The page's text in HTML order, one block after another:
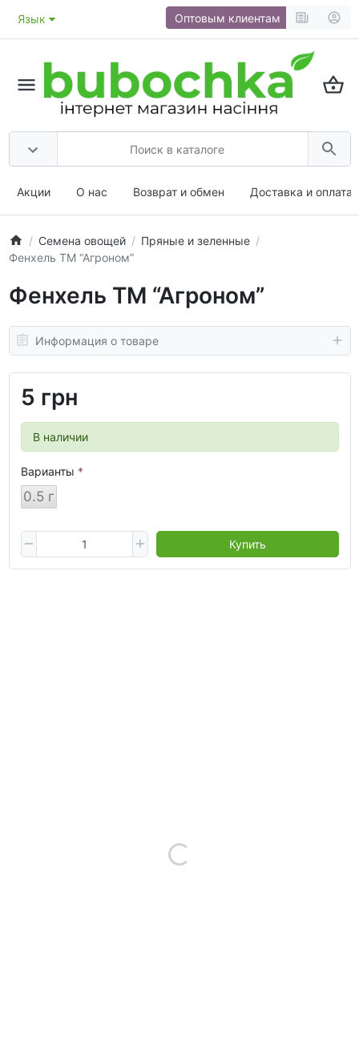
Язык Оптовым клиентам
Акции О нас Возврат и обмен Доставка и оплата
Семена овощей
Пряные и зеленные
Фенхель ТМ “Агроном”
Фенхель ТМ “Агроном”
Информация о товаре
5 грн
В наличии
Варианты
0.5 г
Купить